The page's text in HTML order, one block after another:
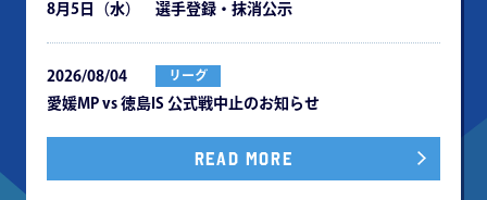
8月5日（水） 選手登録・抹消公示
2026/08/04 リーグ
愛媛MP vs 徳島IS 公式戦中⽌のお知らせ
READ MORE